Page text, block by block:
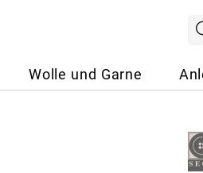
Wolle und Garne